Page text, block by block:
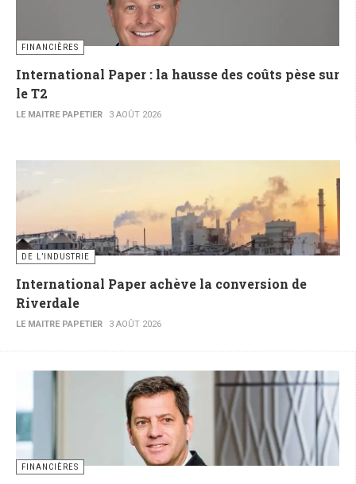
FINANCIÈRES
International Paper : la hausse des coûts pèse sur
le T2
LE MAITRE PAPETIER 3 AOÛT 2026
DE L’INDUSTRIE
International Paper achève la conversion de
Riverdale
LE MAITRE PAPETIER 3 AOÛT 2026
FINANCIÈRES